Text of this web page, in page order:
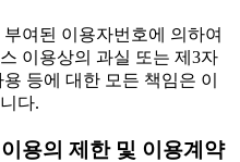
여된 이용자번호에 의하여
이용상의 과실 또는 제3자
등에 대한 모든 책임은 이
다.
용의 제한 및 이용계약